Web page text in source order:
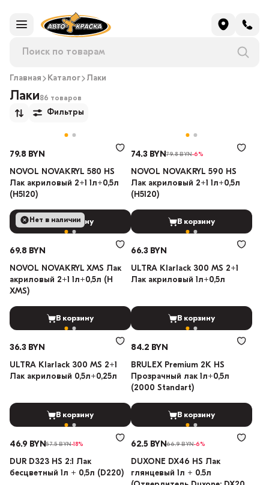
Главная Каталог Лаки
Лаки86 товаров
Фильтры
79.8 BYN
NOVOL NOVAKRYL 580 HS
Лак акриловый 2+1 1л+0,5л
(H5120)
В корзину
74.3 BYN79.8 BYN-6%
NOVOL NOVAKRYL 590 HS
Лак акриловый 2+1 1л+0,5л
(H5120)
В корзину
Нет в наличии
69.8 BYN
NOVOL NOVAKRYL XMS Лак
акриловый 2+1 1л+0,5л (H
XMS)
В корзину
66.3 BYN
ULTRA Klarlack 300 MS 2+1
Лак акриловый 1л+0,5л
В корзину
36.3 BYN
ULTRA Klarlack 300 MS 2+1
Лак акриловый 0,5л+0,25л
В корзину
84.2 BYN
BRULEX Premium 2K HS
Прозрачный лак 1л+0,5л
(2000 Standart)
В корзину
46.9 BYN57.5 BYN-18%
DUR D323 HS 2:1 Лак
бесцветный 1л + 0,5л (D220)
62.5 BYN66.9 BYN-6%
DUXONE DX46 HS Лак
глянцевый 1л + 0.5л